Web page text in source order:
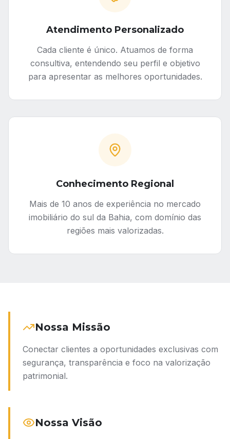
Atendimento Personalizado
Cada cliente é único. Atuamos de forma
consultiva, entendendo seu perfil e objetivo
para apresentar as melhores oportunidades.
Conhecimento Regional
Mais de 10 anos de experiência no mercado
imobiliário do sul da Bahia, com domínio das
regiões mais valorizadas.
Nossa Missão
Conectar clientes a oportunidades exclusivas com
segurança, transparência e foco na valorização
patrimonial.
Nossa Visão